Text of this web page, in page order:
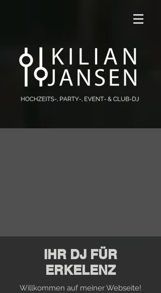
IHR DJ FÜR
ERKELENZ
Willkommen auf meiner Webseite!